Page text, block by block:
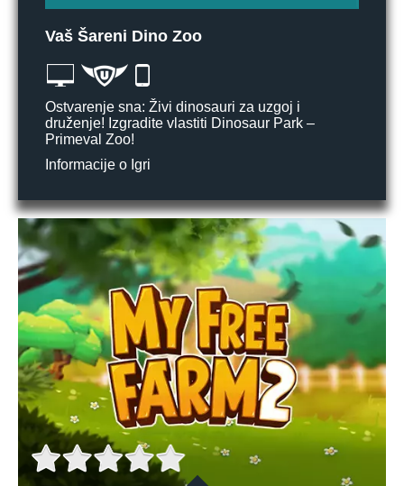
Vaš Šareni Dino Zoo
Ostvarenje sna: Živi dinosauri za uzgoj i
druženje! Izgradite vlastiti Dinosaur Park –
Primeval Zoo!
Informacije o Igri